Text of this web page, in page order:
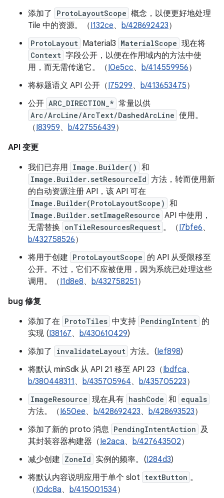
添加了
ProtoLayoutScope 概念，以便更好地处理
Tile 中的资源。（I132ce、 b/428692423）
ProtoLayout Material3 MaterialScope 现在将
Context 字段公开，以便在作用域内的方法中使
用，而无需传递它。（I0e5cc、 b/414559956）
将标题语义 API 公开（I75299、 b/413653475）
公开 ARC_DIRECTION_* 常量以供
Arc/ArcLine/ArcText/DashedArcLine 使用。
（I83959、 b/427556439）
API 变更
我们已弃用 Image.Builder() 和
Image.Builder.setResourceId 方法，转而使用新
的自动资源注册 API，该 API 可在
Image.Builder(ProtoLayoutScope) 和
Image.Builder.setImageResource API 中使用，
无需替换 onTileResourcesRequest 。（I7bfe6、
b/432758526）
将用于创建 ProtoLayoutScope 的 API 从受限移至
公开。不过，它们不应被使用，因为系统已处理这些
调用。（I1d8e8、 b/432758251 ）
bug 修复
添加了在 ProtoTiles 中支持 PendingIntent 的
实现 (I38167、 b/430610429)
添加了
invalidateLayout 方法。(Ief898)
将默认 minSdk 从 API 21 移至 API 23（Ibdfca、
b/380448311 、 b/435705964、 b/435705223）
ImageResource 现在具有 hashCode 和 equals
方法。（I650ee、 b/428692423、 b/428693523）
添加了新的 proto 消息 PendingIntentAction 及
其封装容器构建器（Ie2aca、 b/427643502）
减少创建 ZoneId 实例的频率。(I284d3)
将默认内容说明应用于单个 slot textButton 。
（I0dc8a、 b/415001534）